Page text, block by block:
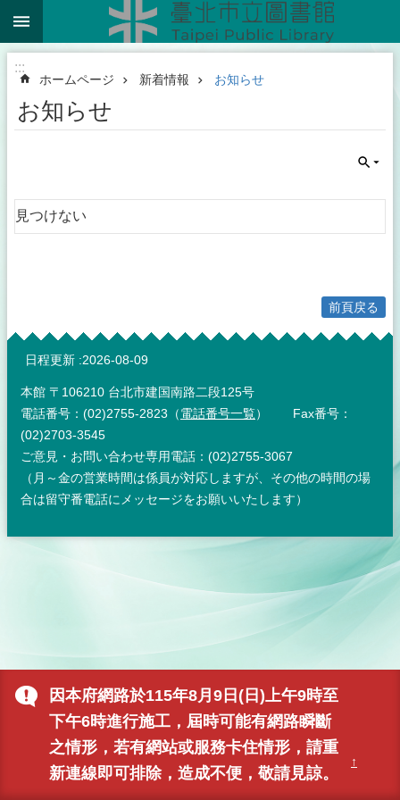
メインコンテンツブロックにスキップ
因本府網路於115年8月9日(日)上午9時至
下午6時進行施工，屆時可能有網路瞬斷
之情形，若有網站或服務卡住情形，請重
新連線即可排除，造成不便，敬請見諒。
:::
ホームページ 新着情報 お知らせ
お知らせ
見つけない
前頁戻る
:::
日程更新 2026-08-09
本館 〒106210 台北市建国南路二段125号
電話番号：(02)2755-2823（電話番号一覧） Fax番号：
(02)2703-3545
ご意見・お問い合わせ専用電話：(02)2755-3067
（月～金の営業時間は係員が対応しますが、その他の時間の場
合は留守番電話にメッセージをお願いいたします）
↑